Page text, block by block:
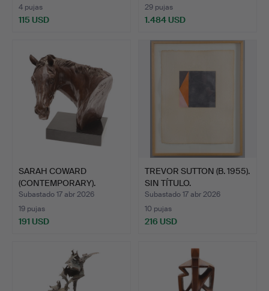
4 pujas
115 USD
29 pujas
1.484 USD
seleccionado
SARAH COWARD
(CONTEMPORARY).
BRONCE DE LA …
Subastado 17 abr 2026
19 pujas
191 USD
TREVOR SUTTON (B. 1955).
SIN TÍTULO.
Subastado 17 abr 2026
10 pujas
216 USD